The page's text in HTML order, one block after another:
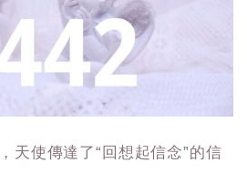
天使傳達了“回想起信念”的信